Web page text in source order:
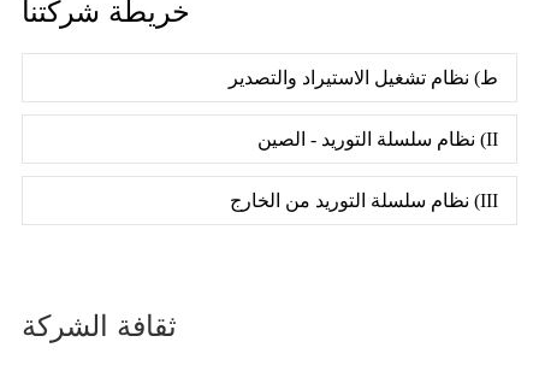
خريطة شركتنا
ط) نظام تشغيل الاستيراد والتصدير
II) نظام سلسلة التوريد - الصين
III) نظام سلسلة التوريد من الخارج
ثقافة الشركة